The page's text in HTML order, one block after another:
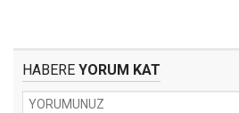
HABERE YORUM KAT